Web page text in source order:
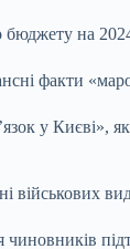
бюджету на
факти
у
військових
чиновників